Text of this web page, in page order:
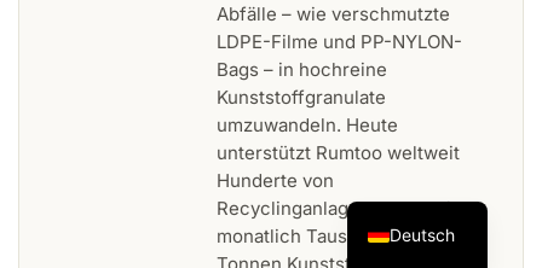
Abfälle – wie verschmutzte
LDPE-Filme und PP-NYLON-
Bags – in hochreine
Kunststoffgranulate
umzuwandeln. Heute
unterstützt Rumtoo weltweit
Hunderte von
Recyclinganlagen, verarbeitet
monatlich Tausende von
Deutsch